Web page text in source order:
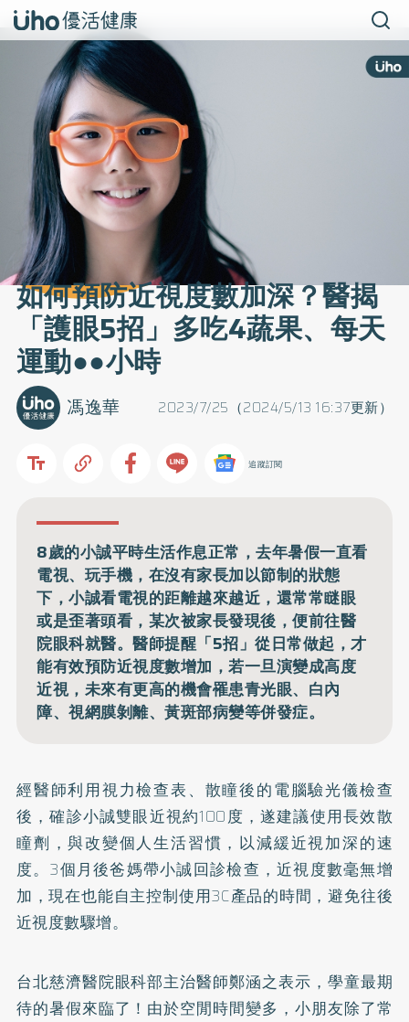
如何預防近視度數加深？醫揭
「護眼5招」多吃4蔬果、每天
運動●●小時
2023/7/25（2024/5/13 16:37更新）
馮逸華
追蹤訂閱
8歲的小誠平時生活作息正常，去年暑假一直看
電視、玩手機，在沒有家長加以節制的狀態
下，小誠看電視的距離越來越近，還常常瞇眼
或是歪著頭看，某次被家長發現後，便前往醫
院眼科就醫。醫師提醒「5招」從日常做起，才
能有效預防近視度數增加，若一旦演變成高度
近視，未來有更高的機會罹患青光眼、白內
障、視網膜剝離、黃斑部病變等併發症。
經醫師利用視力檢查表、散瞳後的電腦驗光儀檢查
後，確診小誠雙眼近視約100度，遂建議使用長效散
瞳劑，與改變個人生活習慣，以減緩近視加深的速
度。3個月後爸媽帶小誠回診檢查，近視度數毫無增
加，現在也能自主控制使用3C產品的時間，避免往後
近視度數驟增。
台北慈濟醫院眼科部主治醫師鄭涵之表示，學童最期
待的暑假來臨了！由於空閒時間變多，小朋友除了常